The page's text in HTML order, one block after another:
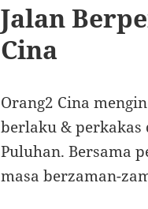
Jalan
Cina
Orang2 Cina
berlaku & perkakas
Puluhan. Bersama
masa berzaman-